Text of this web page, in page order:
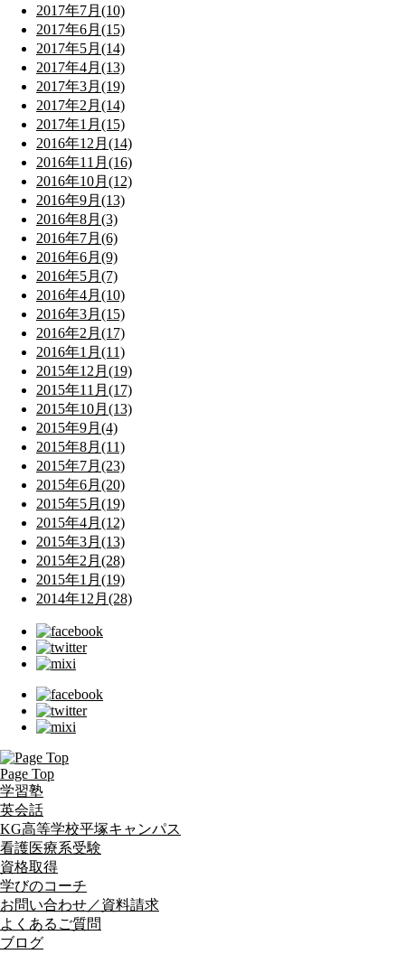
2017年7月(10)
2017年6月(15)
2017年5月(14)
2017年4月(13)
2017年3月(19)
2017年2月(14)
2017年1月(15)
2016年12月(14)
2016年11月(16)
2016年10月(12)
2016年9月(13)
2016年8月(3)
2016年7月(6)
2016年6月(9)
2016年5月(7)
2016年4月(10)
2016年3月(15)
2016年2月(17)
2016年1月(11)
2015年12月(19)
2015年11月(17)
2015年10月(13)
2015年9月(4)
2015年8月(11)
2015年7月(23)
2015年6月(20)
2015年5月(19)
2015年4月(12)
2015年3月(13)
2015年2月(28)
2015年1月(19)
2014年12月(28)
Page Top
学習塾
英会話
KG高等学校平塚キャンパス
看護医療系受験
資格取得
学びのコーチ
お問い合わせ／資料請求
よくあるご質問
ブログ